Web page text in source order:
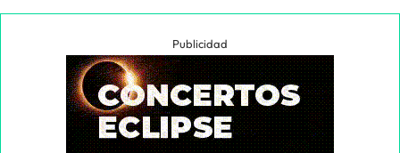
Publicidad